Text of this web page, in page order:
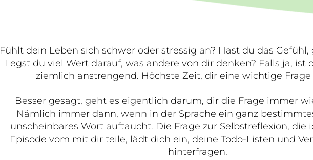
Fühlt dein Leben sich schwer oder stressig an? Hast du das Gefühl,
Legst du viel Wert darauf, was andere von dir denken? Falls ja, ist
ziemlich anstrengend. Höchste Zeit, dir eine wichtige Frage
Besser gesagt, geht es eigentlich darum, dir die Frage immer
Nämlich immer dann, wenn in der Sprache ein ganz
unscheinbares Wort auftaucht. Die Frage zur Selbstreflexion, die
Episode vom mit dir teile, lädt dich ein, deine Todo-Listen und
hinterfragen.